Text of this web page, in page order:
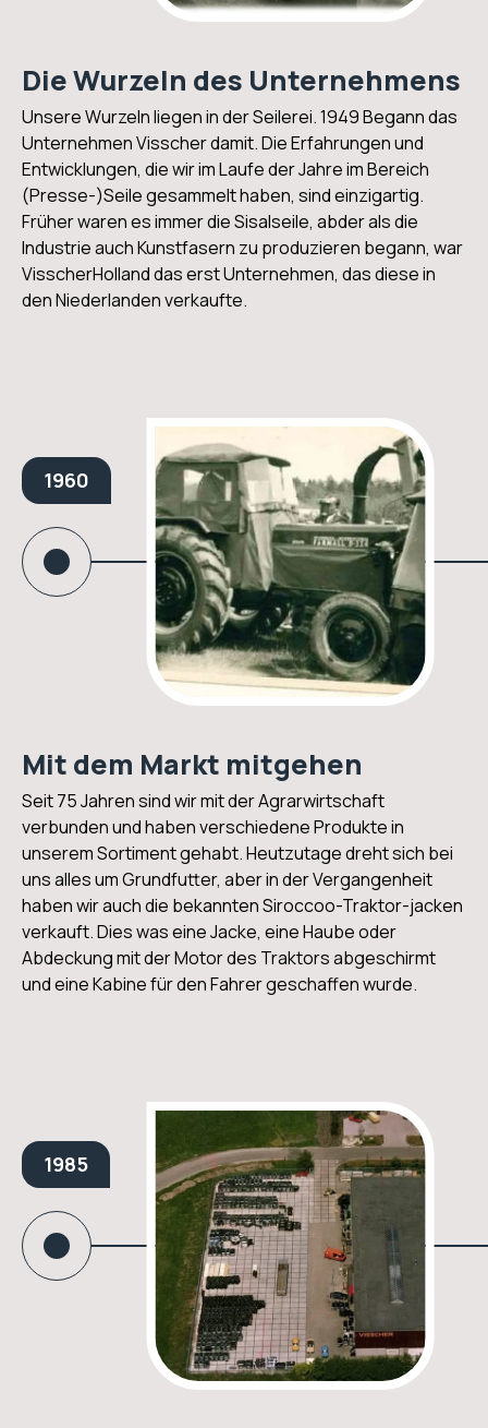
Die Wurzeln des Unternehmens
Unsere Wurzeln liegen in der Seilerei. 1949 Begann das
Unternehmen Visscher damit. Die Erfahrungen und
Entwicklungen, die wir im Laufe der Jahre im Bereich
(Presse-)Seile gesammelt haben, sind einzigartig.
Früher waren es immer die Sisalseile, abder als die
Industrie auch Kunstfasern zu produzieren begann, war
VisscherHolland das erst Unternehmen, das diese in
den Niederlanden verkaufte.
1960
Mit dem Markt mitgehen
Seit 75 Jahren sind wir mit der Agrarwirtschaft
verbunden und haben verschiedene Produkte in
unserem Sortiment gehabt. Heutzutage dreht sich bei
uns alles um Grundfutter, aber in der Vergangenheit
haben wir auch die bekannten Siroccoo-Traktor-jacken
verkauft. Dies was eine Jacke, eine Haube oder
Abdeckung mit der Motor des Traktors abgeschirmt
und eine Kabine für den Fahrer geschaffen wurde.
1985